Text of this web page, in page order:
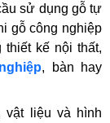
sử dụng gỗ tự
gỗ công nghiệp
kế nội thất,
, bàn hay
vật liệu và hình